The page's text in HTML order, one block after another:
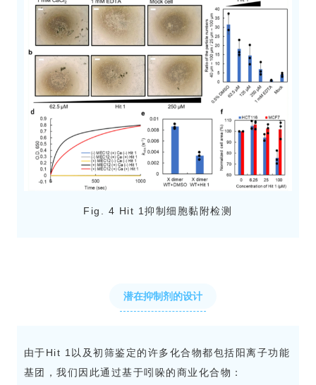
Fig. 4 Hit 1抑制细胞黏附检测
潜在抑制剂的设计
由于Hit 1以及初筛鉴定的许多化合物都包括阳离子功能
基团，我们因此通过基于吲哚的商业化合物：